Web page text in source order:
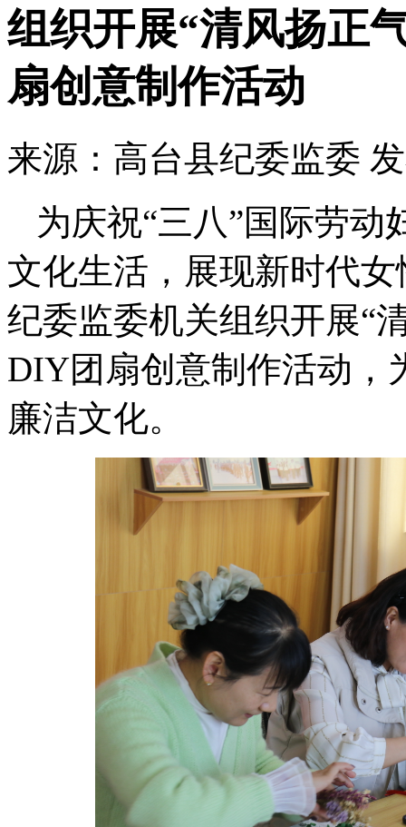
组织开展“清风扬正
扇创意制作活动
来源：高台县纪委监委
为庆祝“三八”国际劳
文化生活，展现新时代
纪委监委机关组织开展“
DIY团扇创意制作活动，
廉洁文化。